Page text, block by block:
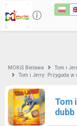
MOKiS Bielawa
Tom i
Tom i Jerry: Przygoda w
Tom
dubb